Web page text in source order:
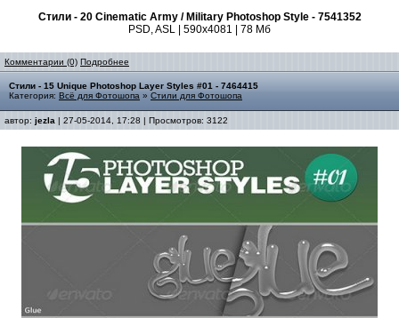
Стили - 20 Cinematic Army / Military Photoshop Style - 7541352
PSD, ASL | 590x4081 | 78 Мб
Комментарии (0) Подробнее
Стили - 15 Unique Photoshop Layer Styles #01 - 7464415
Категория: Всё для Фотошопа » Стили для Фотошопа
автор: jezla | 27-05-2014, 17:28 | Просмотров: 3122